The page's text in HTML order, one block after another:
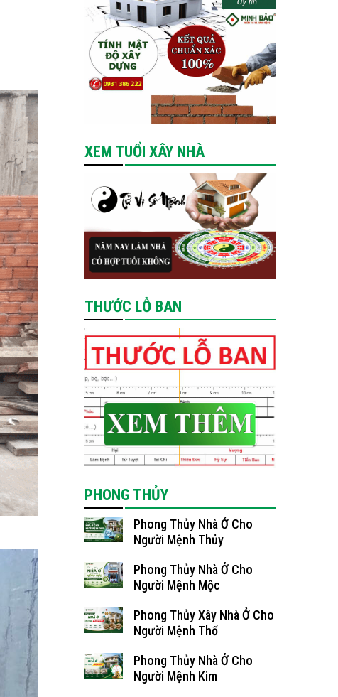
XEM TUỔI XÂY NHÀ
THƯỚC LỖ BAN
PHONG THỦY
Phong Thủy Nhà Ở Cho
Người Mệnh Thủy
Phong Thủy Nhà Ở Cho
Người Mệnh Mộc
Phong Thủy Xây Nhà Ở Cho
Người Mệnh Thổ
Phong Thủy Nhà Ở Cho
Người Mệnh Kim